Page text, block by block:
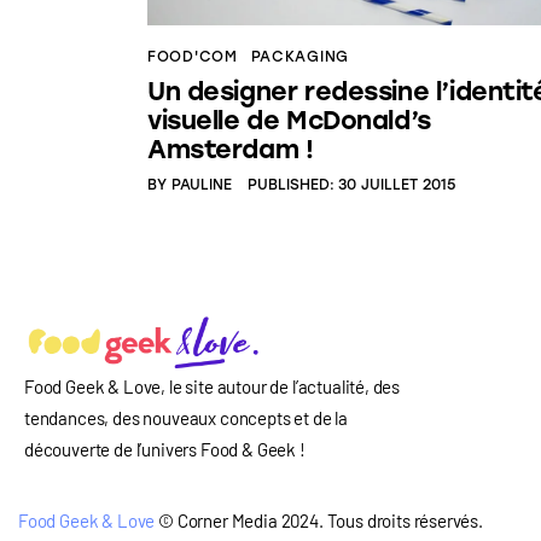
FOOD'COM PACKAGING
Un designer redessine
visuelle de McDonald’s
Amsterdam !
BY PAULINE PUBLISHED: 30 JUILLET 2015
Food Geek & Love, le site autour de l’actualité, des
tendances, des nouveaux concepts et de la
découverte de l’univers Food& Geek !
Food Geek & Love © Corner Media 2024. Tous droits réservés.